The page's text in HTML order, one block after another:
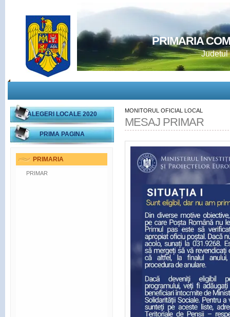
PRIMARIA
Judetul
ALEGERI LOCALE 2020
PRIMA PAGINA
PRIMARIA
PRIMAR
MONITORUL OFICIAL LOCAL
MESAJ PRIMAR